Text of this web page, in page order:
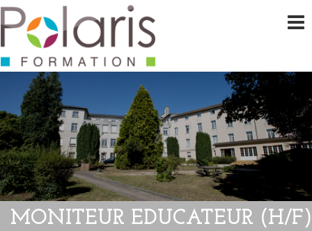
MONITEUR EDUCATEUR (H/F)